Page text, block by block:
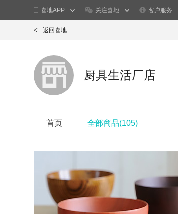
喜地APP 关注喜地 客户服务
返回喜地
厨具生活厂店
首页 全部商品(105)